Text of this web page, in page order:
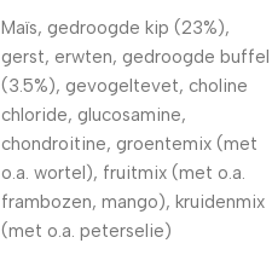
Maïs, gedroogde kip (23%),
gerst, erwten, gedroogde buffel
(3.5%), gevogeltevet, choline
chloride, glucosamine,
chondroitine, groentemix (met
o.a. wortel), fruitmix (met o.a.
frambozen, mango), kruidenmix
(met o.a. peterselie)